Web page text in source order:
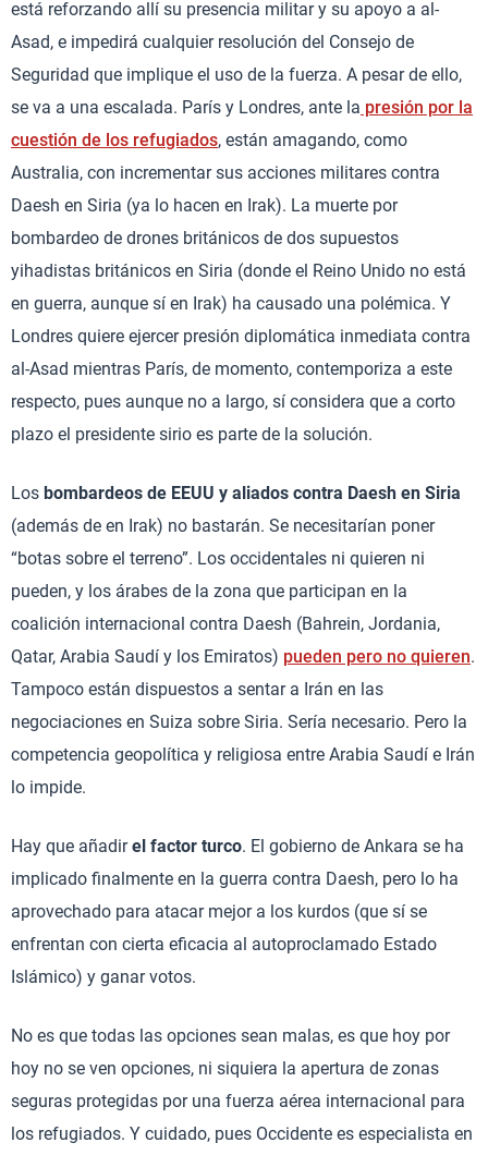
está reforzando allí su presencia militar y su apoyo a al-
Asad, e impedirá cualquier resolución del Consejo de
Seguridad que implique el uso de la fuerza. A pesar de ello,
se va a una escalada. París y Londres, ante la presión por la
cuestión de los refugiados, están amagando, como
Australia, con incrementar sus acciones militares contra
Daesh en Siria (ya lo hacen en Irak). La muerte por
bombardeo de drones británicos de dos supuestos
yihadistas británicos en Siria (donde el Reino Unido no está
en guerra, aunque sí en Irak) ha causado una polémica. Y
Londres quiere ejercer presión diplomática inmediata contra
al-Asad mientras París, de momento, contemporiza a este
respecto, pues aunque no a largo, sí considera que a corto
plazo el presidente sirio es parte de la solución.
Los bombardeos de EEUU y aliados contra Daesh en Siria
(además de en Irak) no bastarán. Se necesitarían poner
“botas sobre el terreno”. Los occidentales ni quieren ni
pueden, y los árabes de la zona que participan en la
coalición internacional contra Daesh (Bahrein, Jordania,
Qatar, Arabia Saudí y los Emiratos) pueden pero no quieren.
Tampoco están dispuestos a sentar a Irán en las
negociaciones en Suiza sobre Siria. Sería necesario. Pero la
competencia geopolítica y religiosa entre Arabia Saudí e Irán
lo impide.
Hay que añadirel factor turco. El gobierno de Ankara se ha
implicado finalmente en la guerra contra Daesh, pero lo ha
aprovechado para atacar mejor a los kurdos (que sí se
enfrentan con cierta eficacia al autoproclamado Estado
Islámico) y ganar votos.
No es que todas las opciones sean malas, es que hoy por
hoy no se ven opciones, ni siquiera la apertura de zonas
seguras protegidas por una fuerza aérea internacional para
los refugiados. Y cuidado, pues Occidente es especialista en